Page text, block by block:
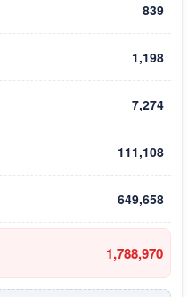
839
1,198
7,274
111,108
649,658
1,788,970